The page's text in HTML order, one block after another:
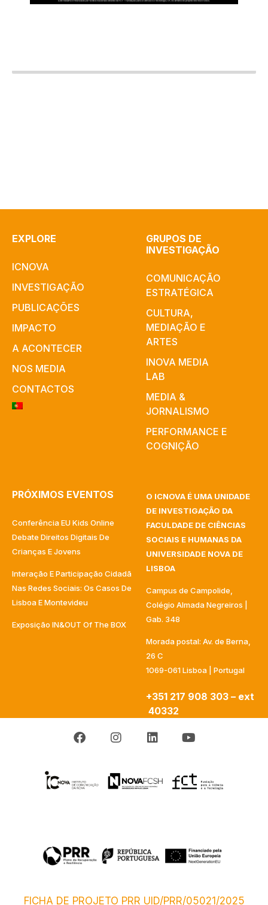
EXPLORE
ICNOVA
INVESTIGAÇÃO
PUBLICAÇÕES
IMPACTO
A ACONTECER
NOS MEDIA
CONTACTOS
GRUPOS DE
INVESTIGAÇÃO
COMUNICAÇÃO
ESTRATÉGICA
CULTURA,
MEDIAÇÃO E
ARTES​
INOVA MEDIA
LAB
MEDIA &
JORNALISMO
PERFORMANCE E
COGNIÇÃO
PRÓXIMOS EVENTOS
Conferência EU Kids Online
Debate Direitos Digitais De
Crianças E Jovens
Interação E Participação Cidadã
Nas Redes Sociais: Os Casos De
Lisboa E Montevideu
Exposição IN&OUT Of The BOX
O ICNOVA É UMA UNIDADE
DE INVESTIGAÇÃO DA
FACULDADE DE CIÊNCIAS
SOCIAIS E HUMANAS DA
UNIVERSIDADE NOVA DE
LISBOA
Campus de Campolide,
Colégio Almada Negreiros |
Gab. 348
Morada postal: Av. de Berna,
26 C
1069-061 Lisboa | Portugal
+351 217 908 303 – ext
40332
FICHA DE PROJETO PRR UID/PRR/05021/2025